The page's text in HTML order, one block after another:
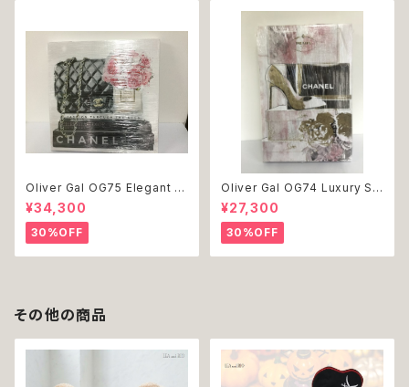
Oliver Gal OG75 Elegant E
ssentials Paris 絵 アート イ
ンテリア お祝い 贈り物 プレゼ
ント 結婚 新築 開店 周年 バー
スデイ 誕生日 ご褒美
¥34,300
30%OFF
Oliver Gal OG74 Luxury St
acked Shoes Rose Giftbo
x 絵 アート インテリア お祝い
贈り物 プレゼント 結婚 新築 開
店 周年 バースデイ 誕生日 ご褒
美
¥27,300
30%OFF
その他の商品